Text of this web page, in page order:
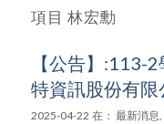
項目 林宏勳
【公告】:113-
特資訊股份有限
2025-04-22 在： 最新消息,